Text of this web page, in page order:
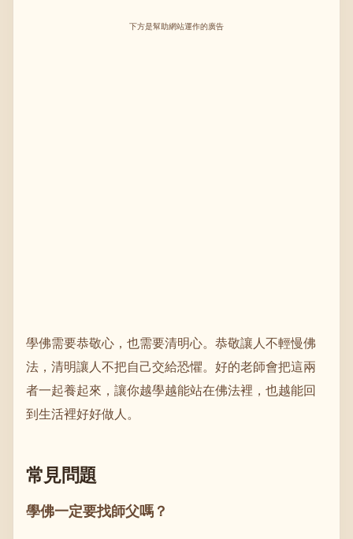
下方是幫助網站運作的廣告
學佛需要恭敬心，也需要清明心。恭敬讓人不輕慢佛
法，清明讓人不把自己交給恐懼。好的老師會把這兩
者一起養起來，讓你越學越能站在佛法裡，也越能回
到生活裡好好做人。
常見問題
學佛一定要找師父嗎？